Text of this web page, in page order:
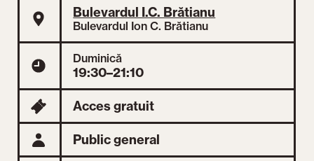
Bulevardul I.C. Brătianu
Bulevardul Ion C. Brătianu
Duminică
19:30–21:10
Acces gratuit
Public general